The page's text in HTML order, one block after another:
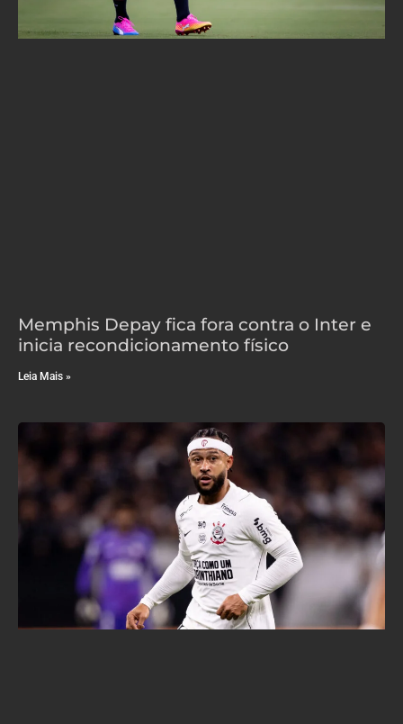
Memphis Depay fica fora contra o Inter e
inicia recondicionamento físico
Leia Mais »